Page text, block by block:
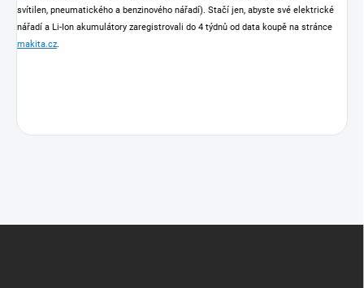
svítilen, pneumatického a benzinového nářadí). Stačí jen, abyste své elektrické
nářadí a Li-Ion akumulátory zaregistrovali do 4 týdnů od data koupě na stránce
makita.cz.